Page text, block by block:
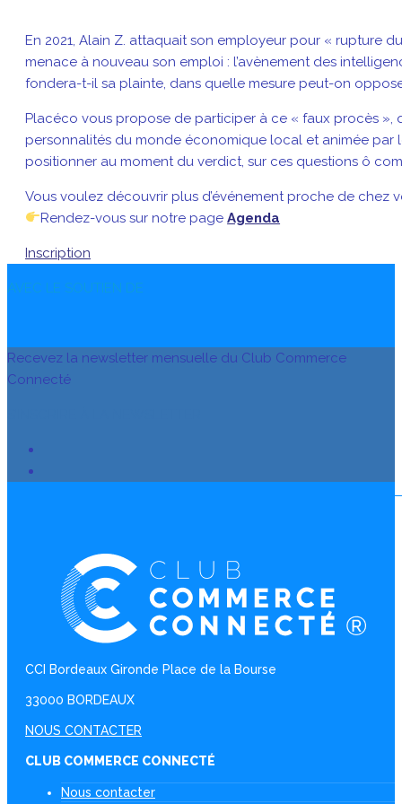
En 2021, Alain Z. attaquait son employeur pour « rupture
menace à nouveau son emploi : l’avènement des
fondera-t-il sa plainte, dans quelle mesure peut-on
Placéco vous propose de participer à ce « faux procès »,
personnalités du monde économique local et animée par
positionner au moment du verdict, sur ces questions ô
Vous voulez découvrir plus d’événement proche de chez
Rendez-vous sur notre pageAgenda
Inscription
AVEC LE SOUTIEN DE
Recevez la newsletter mensuelle du Club Commerce
Connecté
CCI Bordeaux Gironde Place de la Bourse
33000 BORDEAUX
NOUS CONTACTER
CLUB COMMERCE CONNECTÉ
Nous contacter